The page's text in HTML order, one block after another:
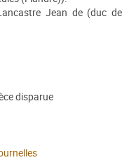
Jean de (duc de
disparue